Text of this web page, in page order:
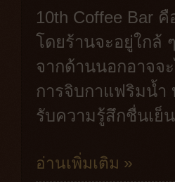
10th Coffee Bar
โดยร้านจะอยู่ใกล้
จากด้านนอกอาจจ
การจิบกาแฟริมน้ำ
รับความรู้สึกชื่นเย็
อ่านเพิ่มเติม »